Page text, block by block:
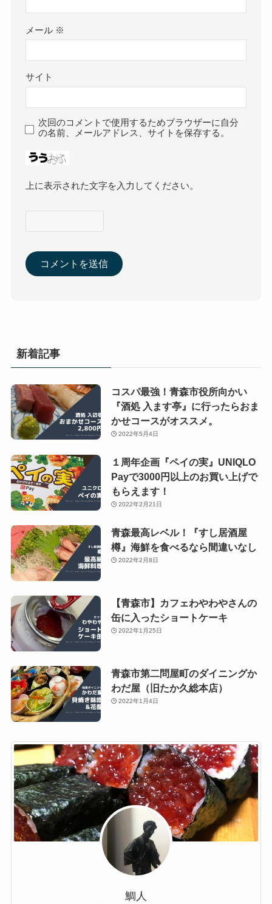
メール ※
サイト
次回のコメントで使用するためブラウザーに自分
の名前、メールアドレス、サイトを保存する。
上に表示された文字を入力してください。
新着記事
コスパ最強！青森市役所向かい
『酒処 入ます亭』に行ったらおま
かせコースがオススメ。
2022年5月4日
１周年企画『ペイの実』UNIQLO
Payで3000円以上のお買い上げで
もらえます！
2022年2月21日
青森最高レベル！『すし居酒屋
樽』海鮮を食べるなら間違いなし
2022年2月8日
【青森市】カフェわやわやさんの
缶に入ったショートケーキ
2022年1月25日
青森市第二問屋町のダイニングか
わだ屋（旧たか久総本店）
2022年1月4日
鯛人